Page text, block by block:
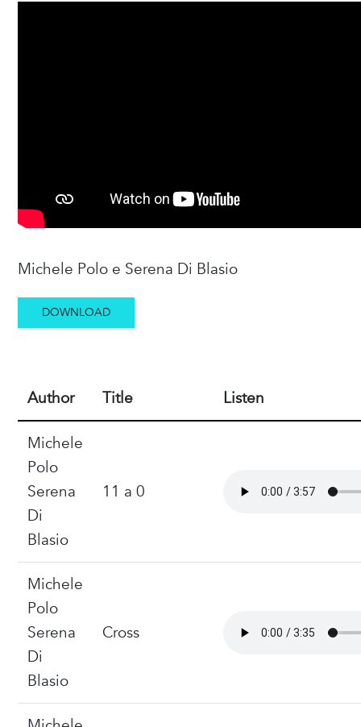
Michele Polo e Serena Di Blasio
DOWNLOAD
Author Title Listen
Michele
Polo
Serena
Di
Blasio
11 a 0
Michele
Polo
Serena
Di
Blasio
Cross